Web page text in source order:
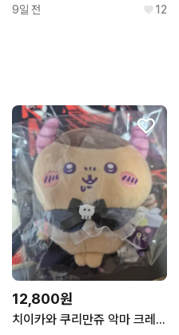
9일 전 12
12,800원
치이카와 쿠리만쥬 악마 크레인 누이 누이 마코